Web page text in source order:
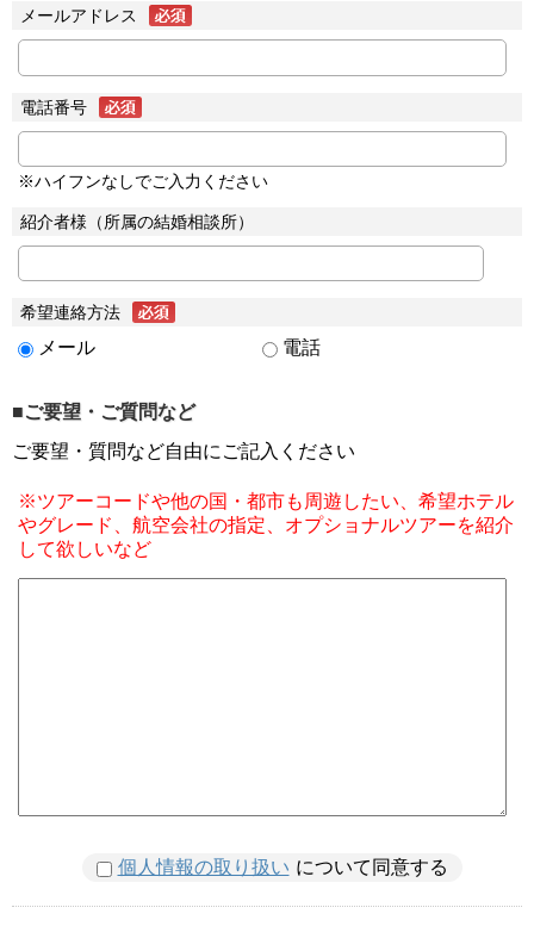
メールアドレス
電話番号
※ハイフンなしでご入力ください
紹介者様（所属の結婚相談所）
希望連絡方法
メール 電話
■ご要望・ご質問など
ご要望・質問など自由にご記入ください
※ツアーコードや他の国・都市も周遊したい、希望ホテル
やグレード、航空会社の指定、オプショナルツアーを紹介
して欲しいなど
個人情報の取り扱い について同意する